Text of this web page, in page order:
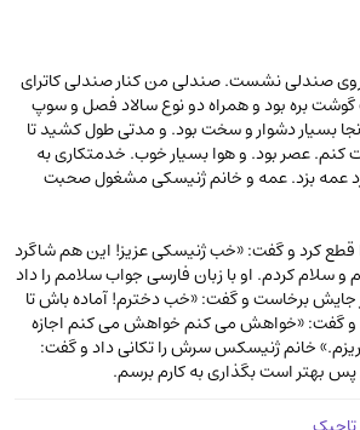
و مذهبی(14)
مجسمه سازی(26)
خطی قدیمی
و خصوصی.سوالـات
صندلی نشست. صندلی من کنار صندلی کاترای
گوشت بره بود و همراه دو نوع سالاد فصل و سوپ
بسیار دشوار و سخت بود. و مدتی طول کشید تا
کنم. عصر بود. و هوا بسیار خوب. خدمتکاری به
عمه بزد. عمه و خانم ژنیسکی مشغول صحبت
کرد و گفت: «خب ژنیسکی عزیز! این هم شاگرد
و سلام کردم. او با زبان فارسی جواب سلامم را داد
جایش برخاست و گفت: «خب دخترم! آماده باش تا
و گفت: «خواهش می کنم خواهش می کنم اجازه
خانم ژنیسکس سرش را تکانی داد و گفت:
بهتر است بگذاری به کارم برسم.